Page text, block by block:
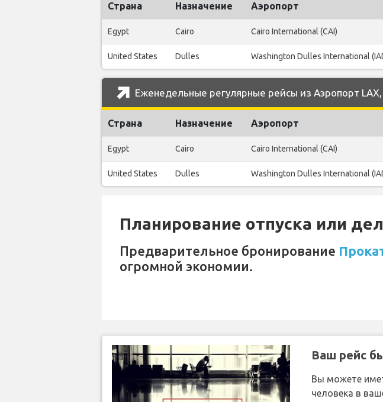
Страна Назначение Аэропорт
Egypt Cairo Cairo International (CAI)
United States Dulles Washington Dulles International
Еженедельные регулярные рейсы из Аэропорт
Страна Назначение Аэропорт
Egypt Cairo Cairo International (CAI)
United States Dulles Washington Dulles International
Планирование отпуска или
Предварительное бронирование
огромной экономии.
Ваш рейс
Вы можете
человека в